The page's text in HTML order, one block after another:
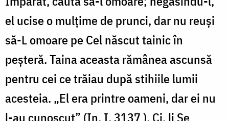
el ucise o mulţime de prunci, dar nu reuşi
să-L omoare pe Cel născut tainic în
peşteră. Taina aceasta rămânea ascunsă
pentru cei ce trăiau după stihiile lumii
acesteia. „El era printre oameni, dar ei nu
l-au cunoscut” (In. I, 3137 ). Ci, li Se